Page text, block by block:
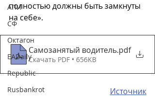
АПИ
СФ
Октагон
EADaily
Republic
Rusbankrot
полностью должны быть замкнуты
на себе».
Самозанятый водитель.pdf
Скачать PDF • 656KB
Источник